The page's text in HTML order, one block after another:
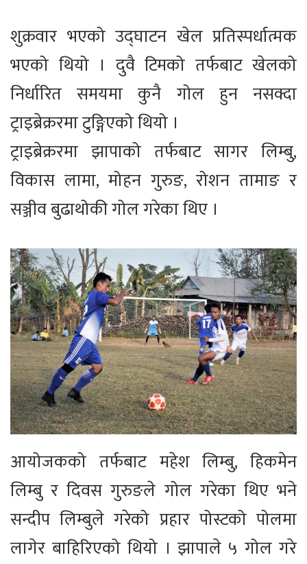
शुक्रवार भएको उद्घाटन खेल प्रतिस्पर्धात्मक
भएको थियो । दुवै टिमको तर्फबाट खेलको
निर्धारित समयमा कुनै गोल हुन नसक्दा
ट्राइब्रेक्ररमा टुङ्गिएको थियो ।
ट्राइब्रेक्ररमा झापाको तर्फबाट सागर लिम्बु,
विकास लामा, मोहन गुरुङ, रोशन तामाङ र
सञ्जीव बुढाथोकी गोल गरेका थिए ।
आयोजकको तर्फबाट महेश लिम्बु, हिकमेन
लिम्बु र दिवस गुरुङले गोल गरेका थिए भने
सन्दीप लिम्बुले गरेको प्रहार पोस्टको पोलमा
लागेर बाहिरिएको थियो । झापाले ५ गोल गरे